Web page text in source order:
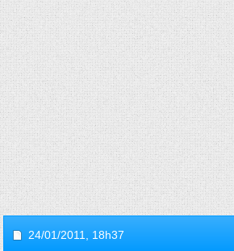
24/01/2011, 18h37